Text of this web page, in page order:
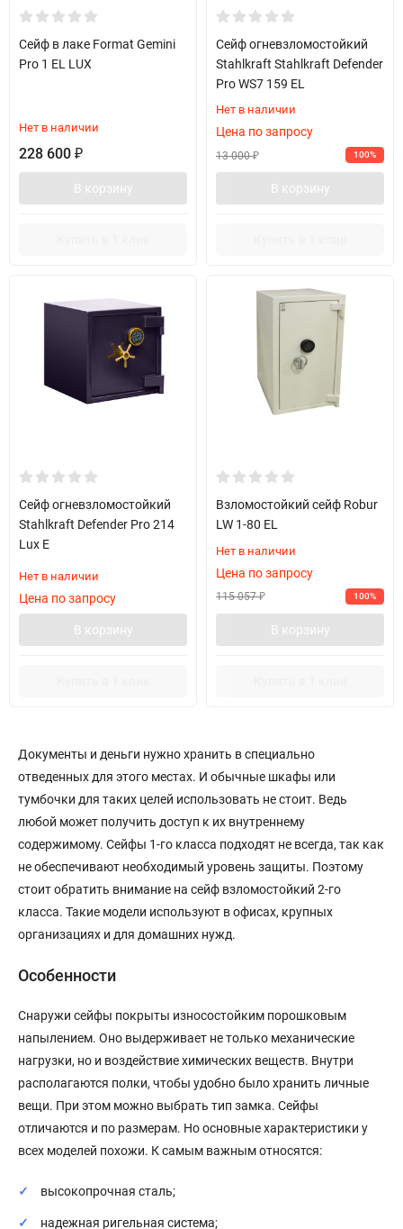
Сейф в лаке Format Gemini
Pro 1 EL LUX
Нет в наличии
228 600 ₽
В корзину
Сейф огневзломостойкий
Stahlkraft Stahlkraft Defender
Pro WS7 159 EL
Нет в наличии
Цена по запросу
13 000₽ 100%
В корзину
Сейф огневзломостойкий
Stahlkraft Defender Pro 214
Lux E
Нет в наличии
Цена по запросу
В корзину
Взломостойкий сейф Robur
LW 1-80 EL
Нет в наличии
Цена по запросу
115 057₽ 100%
В корзину
Документы и деньги нужно хранить в специально
отведенных для этого местах. И обычные шкафы или
тумбочки для таких целей использовать не стоит. Ведь
любой может получить доступ к их внутреннему
содержимому. Сейфы 1-го класса подходят не всегда, так как
не обеспечивают необходимый уровень защиты. Поэтому
стоит обратить внимание на сейф взломостойкий 2-го
класса. Такие модели используют в офисах, крупных
организациях и для домашних нужд.
Особенности
Снаружи сейфы покрыты износостойким порошковым
напылением. Оно выдерживает не только механические
нагрузки, но и воздействие химических веществ. Внутри
располагаются полки, чтобы удобно было хранить личные
вещи. При этом можно выбрать тип замка. Сейфы
отличаются и по размерам. Но основные характеристики у
всех моделей похожи. К самым важным относятся:
высокопрочная сталь;
надежная ригельная система;